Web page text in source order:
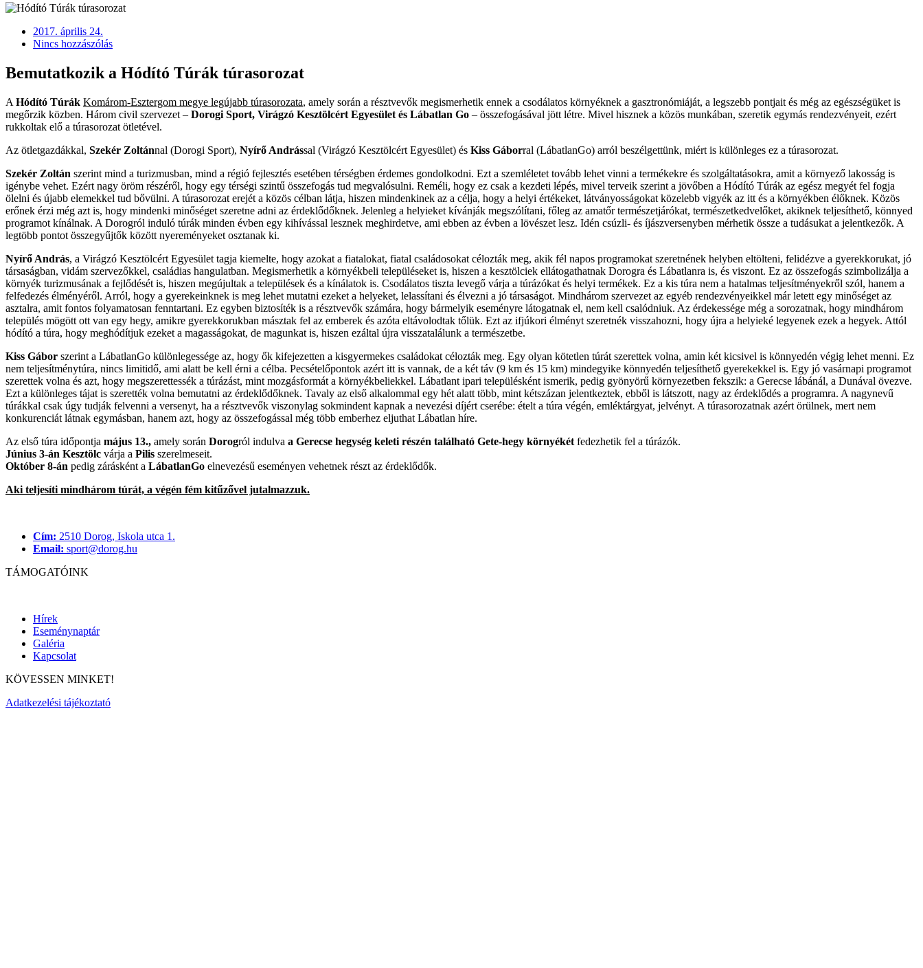
2017. április 24.
Nincs hozzászólás
Bemutatkozik a Hódító Túrák túrasorozat
A Hódító Túrák Komárom-Esztergom megye legújabb túrasorozata, amely során a résztvevők megismerhetik ennek a csodálatos környéknek a gasztronómiáját, a legszebb pontjait és még az egészségüket is
megőrzik közben. Három civil szervezet – Dorogi Sport, Virágzó Kesztölcért Egyesület és Lábatlan Go – összefogásával jött létre. Mivel hisznek a közös munkában, szeretik egymás rendezvényeit, ezért
rukkoltak elő a túrasorozat ötletével.
Az ötletgazdákkal, Szekér Zoltánnal (Dorogi Sport), Nyírő Andrással (Virágzó Kesztölcért Egyesület) és Kiss Gáborral (LábatlanGo) arról beszélgettünk, miért is különleges ez a túrasorozat.
Szekér Zoltán szerint mind a turizmusban, mind a régió fejlesztés esetében térségben érdemes gondolkodni. Ezt a szemléletet tovább lehet vinni a termékekre és szolgáltatásokra, amit a környező lakosság is
igénybe vehet. Ezért nagy öröm részéről, hogy egy térségi szintű összefogás tud megvalósulni. Reméli, hogy ez csak a kezdeti lépés, mivel terveik szerint a jövőben a Hódító Túrák az egész megyét fel fogja
ölelni és újabb elemekkel tud bővülni. A túrasorozat erejét a közös célban látja, hiszen mindenkinek az a célja, hogy a helyi értékeket, látványosságokat közelebb vigyék az itt és a környékben élőknek. Közös
erőnek érzi még azt is, hogy mindenki minőséget szeretne adni az érdeklődőknek. Jelenleg a helyieket kívánják megszólítani, főleg az amatőr természetjárókat, természetkedvelőket, akiknek teljesíthető, könnyed
programot kínálnak. A Dorogról induló túrák minden évben egy kihívással lesznek meghirdetve, ami ebben az évben a lövészet lesz. Idén csúzli- és íjászversenyben mérhetik össze a tudásukat a jelentkezők. A
legtöbb pontot összegyűjtők között nyereményeket osztanak ki.
Nyírő András, a Virágzó Kesztölcért Egyesület tagja kiemelte, hogy azokat a fiatalokat, fiatal családosokat célozták meg, akik fél napos programokat szeretnének helyben eltölteni, felidézve a gyerekkorukat, jó
társaságban, vidám szervezőkkel, családias hangulatban. Megismerhetik a környékbeli településeket is, hiszen a kesztölciek ellátogathatnak Dorogra és Lábatlanra is, és viszont. Ez az összefogás szimbolizálja a
környék turizmusának a fejlődését is, hiszen megújultak a települések és a kínálatok is. Csodálatos tiszta levegő várja a túrázókat és helyi termékek. Ez a kis túra nem a hatalmas teljesítményekről szól, hanem a
felfedezés élményéről. Arról, hogy a gyerekeinknek is meg lehet mutatni ezeket a helyeket, lelassítani és élvezni a jó társaságot. Mindhárom szervezet az egyéb rendezvényeikkel már letett egy minőséget az
asztalra, amit fontos folyamatosan fenntartani. Ez egyben biztosíték is a résztvevők számára, hogy bármelyik eseményre látogatnak el, nem kell csalódniuk. Az érdekessége még a sorozatnak, hogy mindhárom
település mögött ott van egy hegy, amikre gyerekkorukban másztak fel az emberek és azóta eltávolodtak tőlük. Ezt az ifjúkori élményt szeretnék visszahozni, hogy újra a helyieké legyenek ezek a hegyek. Attól
hódító a túra, hogy meghódítjuk ezeket a magasságokat, de magunkat is, hiszen ezáltal újra visszatalálunk a természetbe.
Kiss Gábor szerint a LábatlanGo különlegessége az, hogy ők kifejezetten a kisgyermekes családokat célozták meg. Egy olyan kötetlen túrát szerettek volna, amin két kicsivel is könnyedén végig lehet menni. Ez
nem teljesítménytúra, nincs limitidő, ami alatt be kell érni a célba. Pecsételőpontok azért itt is vannak, de a két táv (9 km és 15 km) mindegyike könnyedén teljesíthető gyerekekkel is. Egy jó vasárnapi programot
szerettek volna és azt, hogy megszerettessék a túrázást, mint mozgásformát a környékbeliekkel. Lábatlant ipari településként ismerik, pedig gyönyörű környezetben fekszik: a Gerecse lábánál, a Dunával övezve.
Ezt a különleges tájat is szerették volna bemutatni az érdeklődőknek. Tavaly az első alkalommal egy hét alatt több, mint kétszázan jelentkeztek, ebből is látszott, nagy az érdeklődés a programra. A nagynevű
túrákkal csak úgy tudják felvenni a versenyt, ha a résztvevők viszonylag sokmindent kapnak a nevezési díjért cserébe: ételt a túra végén, emléktárgyat, jelvényt. A túrasorozatnak azért örülnek, mert nem
konkurenciát látnak egymásban, hanem azt, hogy az összefogással még több emberhez eljuthat Lábatlan híre.
Az első túra időpontja május 13., amely során Dorogról indulva a Gerecse hegység keleti részén található Gete-hegy környékét fedezhetik fel a túrázók.
Június 3-án Kesztölc várja a Pilis szerelmeseit.
Október 8-án pedig zárásként a LábatlanGo elnevezésű eseményen vehetnek részt az érdeklődők.
Aki teljesíti mindhárom túrát, a végén fém kitűzővel jutalmazzuk.
Cím: 2510 Dorog, Iskola utca 1.
Email: sport@dorog.hu
TÁMOGATÓINK
Hírek
Eseménynaptár
Galéria
Kapcsolat
KÖVESSEN MINKET!
Adatkezelési tájékoztató